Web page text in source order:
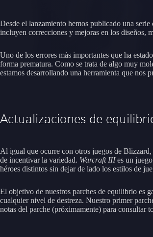
Desde el lanzamiento hemos publicado una
incluyen correcciones y mejoras en los diseños,
Uno de los errores más importantes que ha
forma prematura. Como se trata de algo muy
estamos desarrollando una herramienta que nos
Actualizaciones de
Al igual que ocurre con otros juegos de
de incentivar la variedad. Warcraft IIIes un juego
héroes distintos sin dejar de lado los estilos de
El objetivo de nuestros parches de equilibrio es
cualquier nivel de destreza. Nuestro primer
notas del parche (próximamente) para consultar